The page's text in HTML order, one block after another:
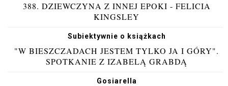
388. DZIEWCZYNA Z INNEJ EPOKI - FELICIA
KINGSLEY
Subiektywnie o książkach
"W BIESZCZADACH JESTEM TYLKO JA I GÓRY".
SPOTKANIE Z IZABELĄ GRABDĄ
Gosiarella